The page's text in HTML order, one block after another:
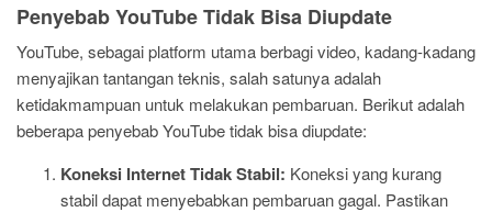
Penyebab YouTube Tidak Bisa Diupdate
YouTube, sebagai platform utama berbagi video, kadang-kadang
menyajikan tantangan teknis, salah satunya adalah
ketidakmampuan untuk melakukan pembaruan. Berikut adalah
beberapa penyebab YouTube tidak bisa diupdate:
Koneksi Internet Tidak Stabil: Koneksi yang kurang
stabil dapat menyebabkan pembaruan gagal. Pastikan